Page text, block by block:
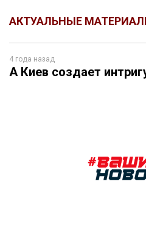
АКТУАЛЬНЫЕ
4 года назад
А Киев создает